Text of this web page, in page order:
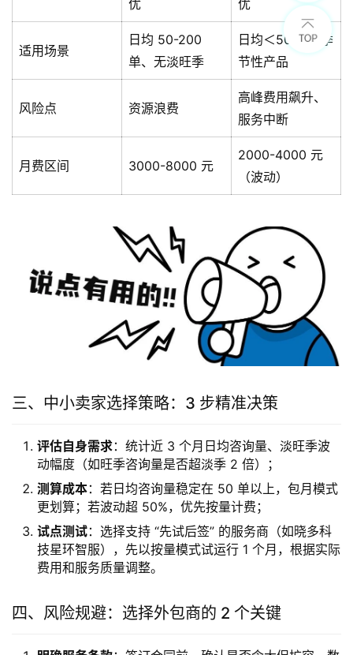
优 优
适用场景
日均 50-200
单、无淡旺季
日均＜50 单、季
节性产品
风险点 资源浪费
高峰费用飙升、
服务中断
月费区间 3000-8000 元
2000-4000 元
（波动）
三、中小卖家选择策略：3 步精准决策
评估自身需求：统计近 3 个月日均咨询量、淡旺季波
动幅度（如旺季咨询量是否超淡季 2 倍）；
测算成本：若日均咨询量稳定在 50 单以上，包月模式
更划算；若波动超 50%，优先按量计费；
试点测试：选择支持 “先试后签” 的服务商（如晓多科
技星环智服），先以按量模式试运行 1 个月，根据实际
费用和服务质量调整。
四、风险规避：选择外包商的 2 个关键